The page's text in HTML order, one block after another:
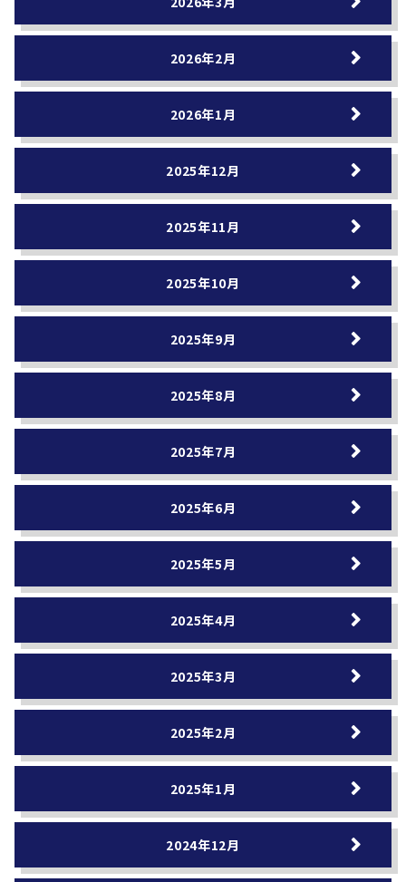
2026年2月
2026年1月
2025年12月
2025年11月
2025年10月
2025年9月
2025年8月
2025年7月
2025年6月
2025年5月
2025年4月
2025年3月
2025年2月
2025年1月
2024年12月